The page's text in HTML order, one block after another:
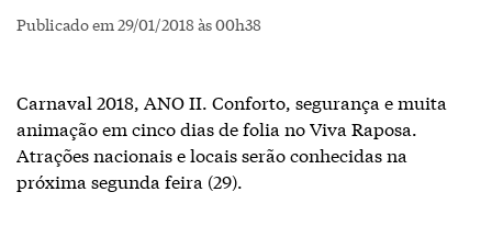
Publicado em 29/01/2018 às 00h38
Carnaval 2018, ANO II. Conforto, segurança e muita
animação em cinco dias de folia no Viva Raposa.
Atrações nacionais e locais serão conhecidas na
próxima segunda feira (29).